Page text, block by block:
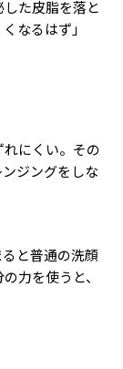
た皮脂を落と
なるはず」
にくい。その
ジングをしな
と普通の洗顔
力を使うと、